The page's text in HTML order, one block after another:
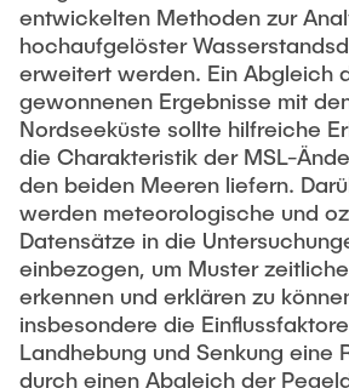
entwickelten Methoden zur
hochaufgelöster
erweitert werden. Ein Abgleich
gewonnenen Ergebnisse mit
Nordseeküste sollte hilfreiche
die Charakteristik der MSL-
den beiden Meeren liefern.
werden meteorologische und
Datensätze in die
einbezogen, um Muster
erkennen und erklären zu
insbesondere die
Landhebung und Senkung eine
durch einen Abgleich der